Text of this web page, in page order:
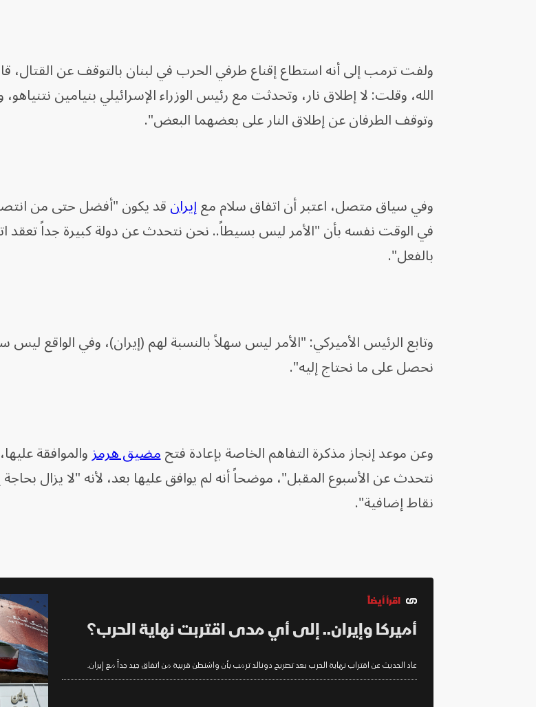
ولفت ترمب إلى أنه استطاع إقناع طرفي الحرب في لبنان بالتوقف عن
الله، وقلت: لا إطلاق نار، وتحدثت مع رئيس الوزراء الإسرائيلي بنيامين
وتوقف الطرفان عن إطلاق النار على بعضهما البعض".
وفي سياق متصل، اعتبر أن اتفاق سلام معإيرانقد يكون "أفضل حتى من
في الوقت نفسه بأن "الأمر ليس بسيطاً.. نحن نتحدث عن دولة كبيرة جداً تعقد
بالفعل".
وتابع الرئيس الأميركي: "الأمر ليس سهلاً بالنسبة لهم (إيران)، وفي الواقع ليس
نحصل على ما نحتاج إليه".
وعن موعد إنجاز مذكرة التفاهم الخاصة بإعادة فتحمضيق هرمزوالموافقة
نتحدث عن الأسبوع المقبل"، موضحاً أنه لم يوافق عليها بعد، لأنه "لا يزال
نقاط إضافية".
اقرأ أيضاً
أميركا وإيران.. إلى أي مدى اقتربت نهاية الحرب؟
عاد الحديث عن اقتراب نهاية الحرب بعد تصريح دونالد ترمب بأن واشنطن قريبة من اتفاق جيد جداً مع إيران.